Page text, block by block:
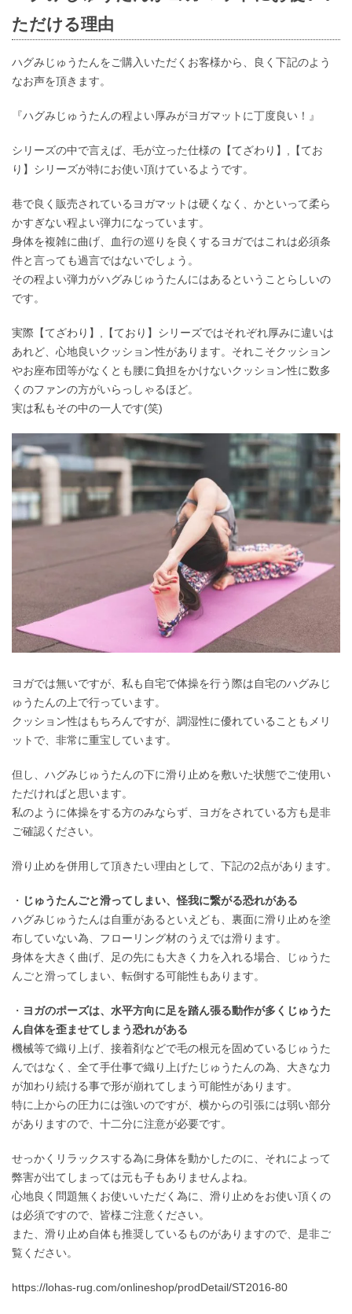
ただける理由
ハグみじゅうたんをご購入いただくお客様から、良く下記のよう
なお声を頂きます。
『ハグみじゅうたんの程よい厚みがヨガマットに丁度良い！』
シリーズの中で言えば、毛が立った仕様の【てざわり】,【てお
り】シリーズが特にお使い頂けているようです。
巷で良く販売されているヨガマットは硬くなく、かといって柔ら
かすぎない程よい弾力になっています。
身体を複雑に曲げ、血行の巡りを良くするヨガではこれは必須条
件と言っても過言ではないでしょう。
その程よい弾力がハグみじゅうたんにはあるということらしいの
です。
実際【てざわり】,【ており】シリーズではそれぞれ厚みに違いは
あれど、心地良いクッション性があります。それこそクッション
やお座布団等がなくとも腰に負担をかけないクッション性に数多
くのファンの方がいらっしゃるほど。
実は私もその中の一人です(笑)
ヨガでは無いですが、私も自宅で体操を行う際は自宅のハグみじ
ゅうたんの上で行っています。
クッション性はもちろんですが、調湿性に優れていることもメリ
ットで、非常に重宝しています。
但し、ハグみじゅうたんの下に滑り止めを敷いた状態でご使用い
ただければと思います。
私のように体操をする方のみならず、ヨガをされている方も是非
ご確認ください。
滑り止めを併用して頂きたい理由として、下記の2点があります。
・ じゅうたんごと滑ってしまい、怪我に繋がる恐れがある
ハグみじゅうたんは自重があるといえども、裏面に滑り止めを塗
布していない為、フローリング材のうえでは滑ります。
身体を大きく曲げ、足の先にも大きく力を入れる場合、じゅうた
んごと滑ってしまい、転倒する可能性もあります。
・ ヨガのポーズは、水平方向に足を踏ん張る動作が多くじゅうた
ん自体を歪ませてしまう恐れがある
機械等で織り上げ、接着剤などで毛の根元を固めているじゅうた
んではなく、全て手仕事で織り上げたじゅうたんの為、大きな力
が加わり続ける事で形が崩れてしまう可能性があります。
特に上からの圧力には強いのですが、横からの引張には弱い部分
がありますので、十二分に注意が必要です。
せっかくリラックスする為に身体を動かしたのに、それによって
弊害が出てしまっては元も子もありませんよね。
心地良く問題無くお使いいただく為に、滑り止めをお使い頂くの
は必須ですので、皆様ご注意ください。
また、滑り止め自体も推奨しているものがありますので、是非ご
覧ください。
https://lohas-rug.com/onlineshop/prodDetail/ST2016-80